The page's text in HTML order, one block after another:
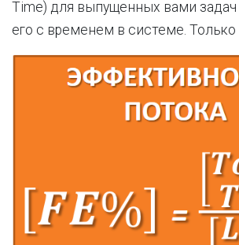
Time) для выпущенных вами задач
его с временем в системе. Только